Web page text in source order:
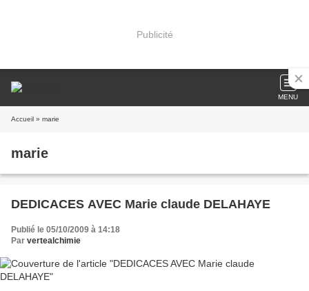
Publicité
MENU
Accueil » marie
marie
DEDICACES AVEC Marie claude DELAHAYE
Publié le 05/10/2009 à 14:18
Par vertealchimie